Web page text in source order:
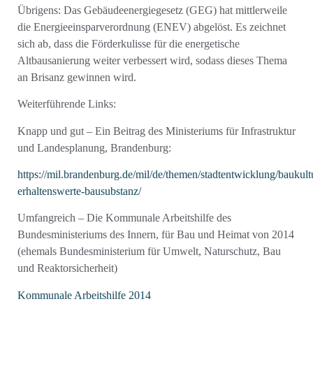
Übrigens: Das Gebäudeenergiegesetz (GEG) hat mittlerweile
die Energieeinsparverordnung (ENEV) abgelöst. Es zeichnet
sich ab, dass die Förderkulisse für die energetische
Altbausanierung weiter verbessert wird, sodass dieses Thema
an Brisanz gewinnen wird.
Weiterführende Links:
Knapp und gut – Ein Beitrag des Ministeriums für Infrastruktur
und Landesplanung, Brandenburg:
https://mil.brandenburg.de/mil/de/themen/stadtentwicklung/
erhaltenswerte-bausubstanz/
Umfangreich – Die Kommunale Arbeitshilfe des
Bundesministeriums des Innern, für Bau und Heimat von 2014
(ehemals Bundesministerium für Umwelt, Naturschutz, Bau
und Reaktorsicherheit)
Kommunale Arbeitshilfe 2014